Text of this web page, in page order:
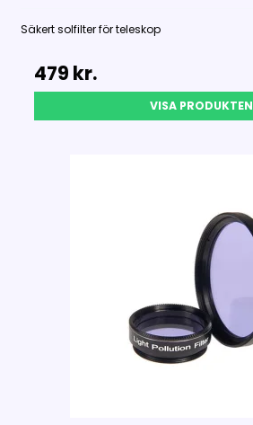
Säkert solfilter för teleskop
479 kr.
VISA PRODUKTEN